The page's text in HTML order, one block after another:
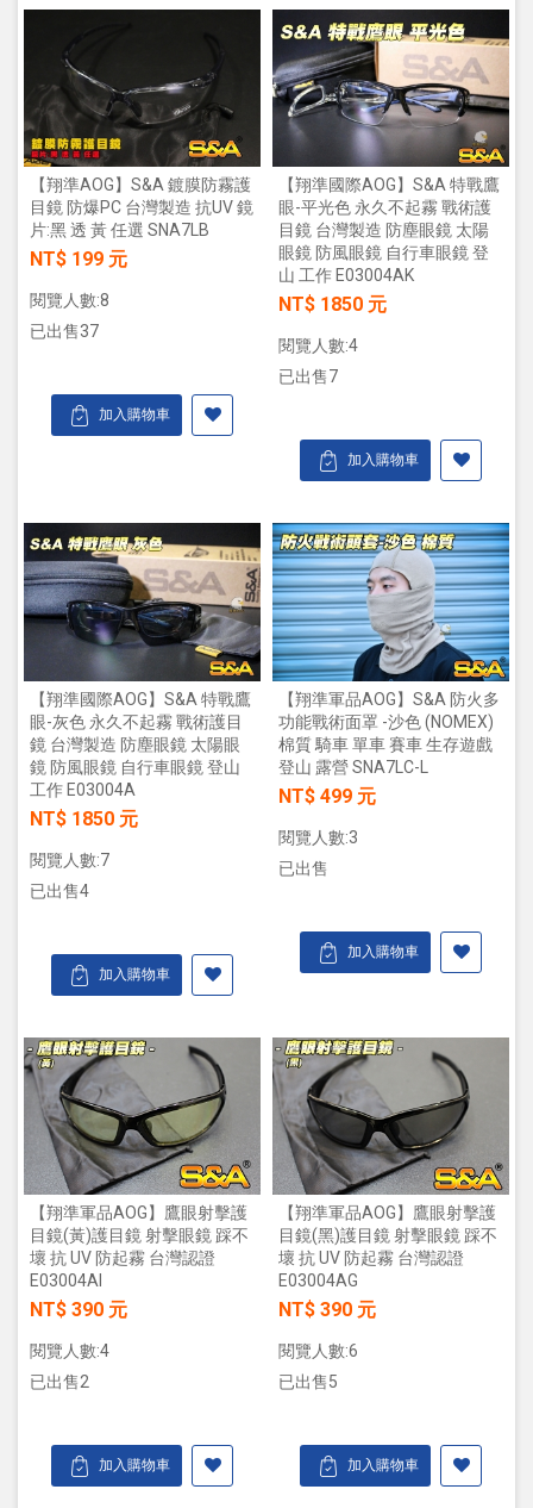
【翔準AOG】S&A 鍍膜防霧護
目鏡 防爆PC 台灣製造 抗UV 鏡
片:黑 透 黃 任選 SNA7LB
NT$ 199 元
閱覽人數:8
已出售37
加入購物車
【翔準國際AOG】S&A 特戰鷹
眼-平光色 永久不起霧 戰術護
目鏡 台灣製造 防塵眼鏡 太陽
眼鏡 防風眼鏡 自行車眼鏡 登
山 工作 E03004AK
NT$ 1850 元
閱覽人數:4
已出售7
加入購物車
【翔準國際AOG】S&A 特戰鷹
眼-灰色 永久不起霧 戰術護目
鏡 台灣製造 防塵眼鏡 太陽眼
鏡 防風眼鏡 自行車眼鏡 登山
工作 E03004A
NT$ 1850 元
閱覽人數:7
已出售4
加入購物車
【翔準軍品AOG】S&A 防火多
功能戰術面罩 -沙色 (NOMEX)
棉質 騎車 單車 賽車 生存遊戲
登山 露營 SNA7LC-L
NT$ 499 元
閱覽人數:3
已出售
加入購物車
【翔準軍品AOG】鷹眼射擊護
目鏡(黃)護目鏡 射擊眼鏡 踩不
壞 抗 UV 防起霧 台灣認證
E03004AI
NT$ 390 元
閱覽人數:4
已出售2
加入購物車
【翔準軍品AOG】鷹眼射擊護
目鏡(黑)護目鏡 射擊眼鏡 踩不
壞 抗 UV 防起霧 台灣認證
E03004AG
NT$ 390 元
閱覽人數:6
已出售5
加入購物車